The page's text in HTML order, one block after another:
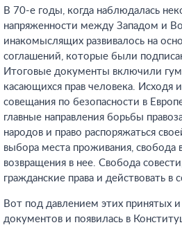
В 70-е годы, когда наблюдалась
напряженности между Западом и
инакомыслящих развивалось на
соглашений, которые были
Итоговые документы включили
касающихся прав человека. Исходя
совещания по безопасности в
главные направления борьбы
народов и право распоряжаться
выбора места проживания, свобода
возвращения в нее. Свобода
гражданские права и действовать в
Вот под давлением этих принятых
документов и появилась в